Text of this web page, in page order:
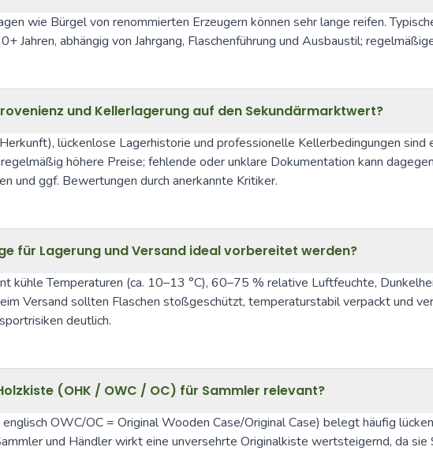
wie Bürgel von renommierten Erzeugern können sehr lange reifen.
Jahren, abhängig von Jahrgang, Flaschenführung und Ausbaustil;
und Kellerlagerung auf den Sekundärmarktwert?
lückenlose Lagerhistorie und professionelle Kellerbedingungen
höhere Preise; fehlende oder unklare Dokumentation kann
und ggf. Bewertungen durch anerkannte Kritiker.
für Lagerung und Versand ideal vorbereitet werden?
kühle Temperaturen (ca. 10–13 °C), 60–75 % relative Luftfeuchte,
Versand sollten Flaschen stoßgeschützt, temperaturstabil verpackt und
deutlich.
(OHK / OWC / OC) für Sammler relevant?
OWC/OC = Original Wooden Case/Original Case) belegt häufig
und Händler wirkt eine unversehrte Originalkiste wertsteigernd, da